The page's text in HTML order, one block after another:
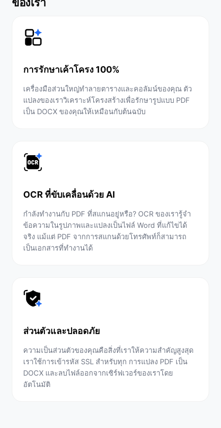
การรักษาเค้าโครง 100%
เครื่องมือส่วนใหญ่ทำลายตารางและคอลัมน์ของคุณ ตัว
แปลงของเราวิเคราะห์โครงสร้างเพื่อรักษารูปแบบ PDF
เป็น DOCX ของคุณให้เหมือนกับต้นฉบับ
OCR ที่ขับเคลื่อนด้วย AI
กำลังทำงานกับ PDF ที่สแกนอยู่หรือ? OCR ของเรารู้จำ
ข้อความในรูปภาพและแปลงเป็นไฟล์ Word ที่แก้ไขได้
จริง แม้แต่ PDF จากการสแกนด้วยโทรศัพท์ก็สามารถ
เป็นเอกสารที่ทำงานได้
ส่วนตัวและปลอดภัย
ความเป็นส่วนตัวของคุณคือสิ่งที่เราให้ความสำคัญสูงสุด
เราใช้การเข้ารหัส SSL สำหรับทุก การแปลง PDF เป็น
DOCX และลบไฟล์ออกจากเซิร์ฟเวอร์ของเราโดย
อัตโนมัติ